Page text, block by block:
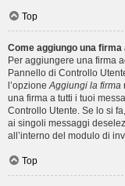
Top
Come aggiungo una
Per aggiungere una firma
Pannello di Controllo
l’opzioneAggiungi la firma
una firma a tutti i tuoi
Controllo Utente. Se lo si
ai singoli messaggi
all’interno del modulo di
Top